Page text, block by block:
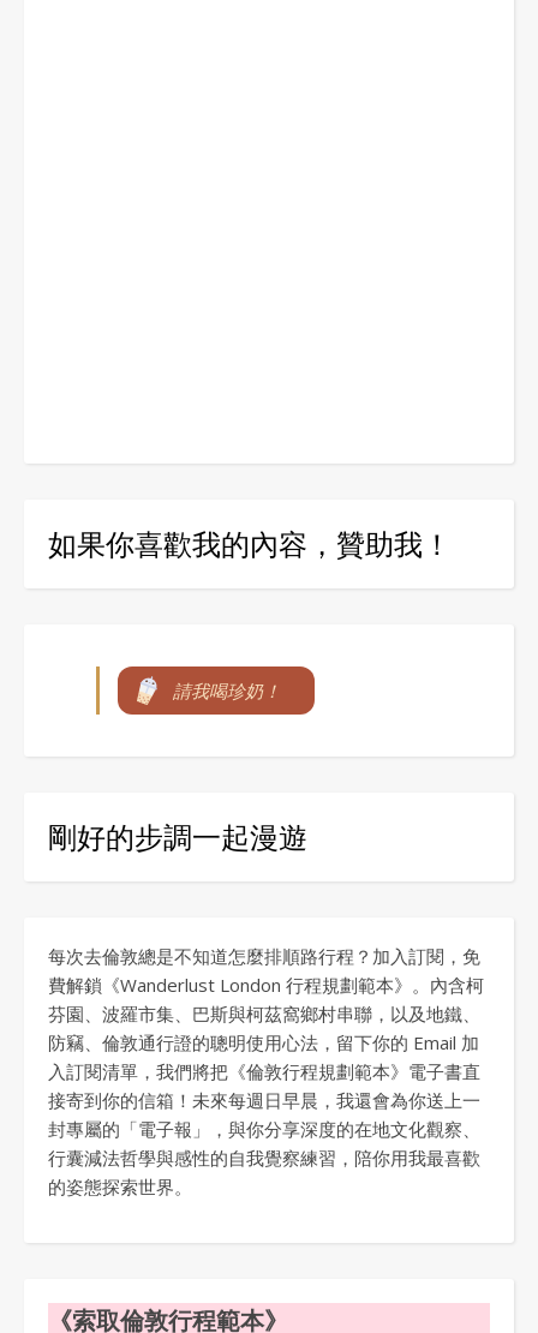
如果你喜歡我的內容，贊助我！
請我喝珍奶！
剛好的步調一起漫遊
每次去倫敦總是不知道怎麼排順路行程？加入訂閱，免
費解鎖《Wanderlust London 行程規劃範本》。內含柯
芬園、波羅市集、巴斯與柯茲窩鄉村串聯，以及地鐵、
防竊、倫敦通行證的聰明使用心法，留下你的 Email 加
入訂閱清單，我們將把《倫敦行程規劃範本》電子書直
接寄到你的信箱！未來每週日早晨，我還會為你送上一
封專屬的「電子報」，與你分享深度的在地文化觀察、
行囊減法哲學與感性的自我覺察練習，陪你用我最喜歡
的姿態探索世界。
《索取倫敦行程範本》